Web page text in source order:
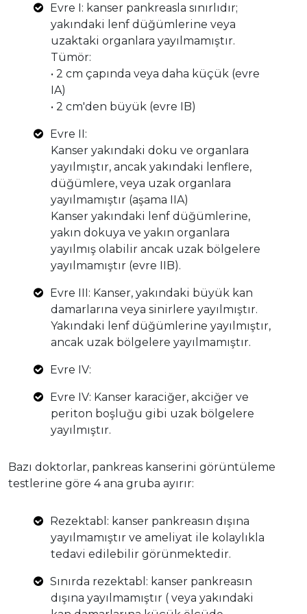
Evre I: kanser pankreasla sınırlıdır;
yakındaki lenf düğümlerine veya
uzaktaki organlara yayılmamıştır.
Tümör:
• 2 cm çapında veya daha küçük (evre
IA)
• 2 cm'den büyük (evre IB)
Evre II:
Kanser yakındaki doku ve organlara
yayılmıştır, ancak yakındaki lenflere,
düğümlere, veya uzak organlara
yayılmamıştır (aşama IIA)
Kanser yakındaki lenf düğümlerine,
yakın dokuya ve yakın organlara
yayılmış olabilir ancak uzak bölgelere
yayılmamıştır (evre IIB).
Evre III: Kanser, yakındaki büyük kan
damarlarına veya sinirlere yayılmıştır.
Yakındaki lenf düğümlerine yayılmıştır,
ancak uzak bölgelere yayılmamıştır.
Evre IV:
Evre IV: Kanser karaciğer, akciğer ve
periton boşluğu gibi uzak bölgelere
yayılmıştır.
Bazı doktorlar, pankreas kanserini görüntüleme
testlerine göre 4 ana gruba ayırır:
Rezektabl: kanser pankreasın dışına
yayılmamıştır ve ameliyat ile kolaylıkla
tedavi edilebilir görünmektedir.
Sınırda rezektabl: kanser pankreasın
dışına yayılmamıştır ( veya yakındaki